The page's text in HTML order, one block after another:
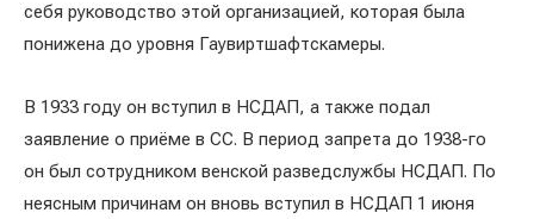
себя руководство этой организацией, которая была
понижена до уровня Гаувиртшафтскамеры.
В 1933 году он вступил в НСДАП, а также подал
заявление о приёме в СС. В период запрета до 1938-го
он был сотрудником венской разведслужбы НСДАП. По
неясным причинам он вновь вступил в НСДАП 1 июня